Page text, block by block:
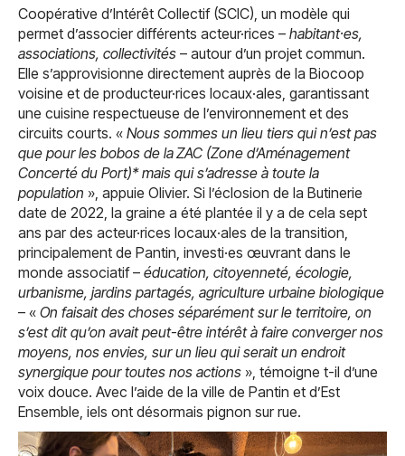
Coopérative d’Intérêt Collectif (SCIC), un modèle qui
permet d’associer différents acteur·rices – habitant·es,
associations, collectivités – autour d’un projet commun.
Elle s’approvisionne directement auprès de la Biocoop
voisine et de producteur·rices locaux·ales, garantissant
une cuisine respectueuse de l’environnement et des
circuits courts. « Nous sommes un lieu tiers qui n’est pas
que pour les bobos de laZAC (Zone d’Aménagement
Concerté du Port)* mais qui s’adresse à toute la
population », appuie Olivier. Si l’éclosion de la Butinerie
date de 2022, la graine a été plantée il y a de cela sept
ans par des acteur·rices locaux·ales de la transition,
principalement de Pantin, investi·es œuvrant dans le
monde associatif – éducation, citoyenneté, écologie,
urbanisme, jardins partagés, agriculture urbaine biologique
– « On faisait des choses séparément sur le territoire, on
s’est dit qu’on avait peut-être intérêt à faire converger nos
moyens, nos envies, sur un lieu qui serait un endroit
synergique pour toutes nos actions », témoigne t-il d’une
voix douce. Avec l’aide de la ville de Pantin et d’Est
Ensemble, iels ont désormais pignon sur rue.